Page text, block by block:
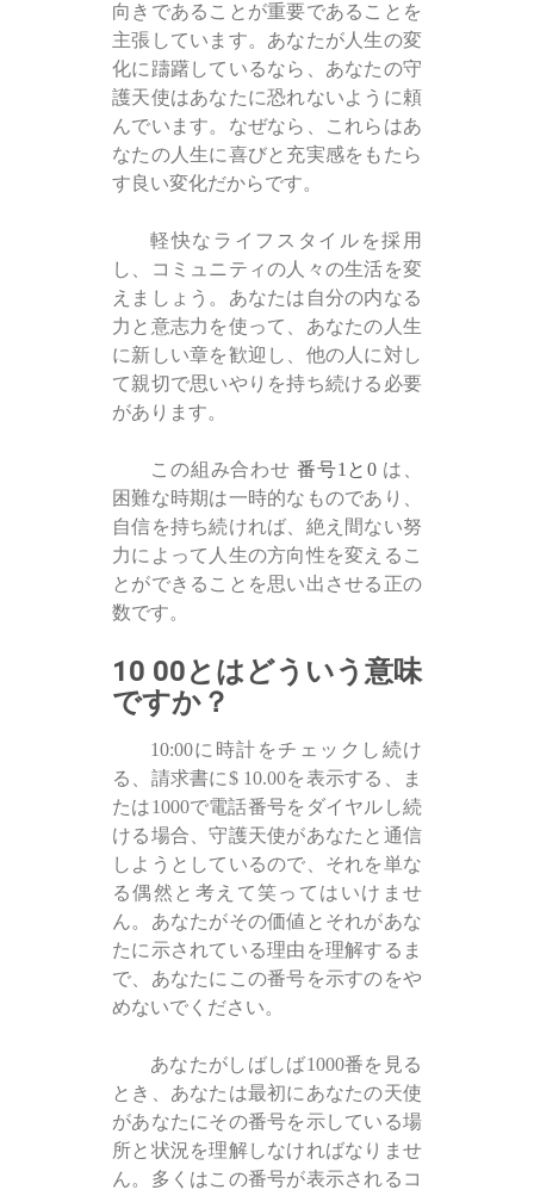
向きであることが重要であることを
主張しています。あなたが人生の変
化に躊躇しているなら、あなたの守
護天使はあなたに恐れないように頼
んでいます。なぜなら、これらはあ
なたの人生に喜びと充実感をもたら
す良い変化だからです。
軽快なライフスタイルを採用
し、コミュニティの人々の生活を変
えましょう。あなたは自分の内なる
力と意志力を使って、あなたの人生
に新しい章を歓迎し、他の人に対し
て親切で思いやりを持ち続ける必要
があります。
この組み合わせ 番号1と0 は、
困難な時期は一時的なものであり、
自信を持ち続ければ、絶え間ない努
力によって人生の方向性を変えるこ
とができることを思い出させる正の
数です。
10 00とはどういう意味
ですか？
10:00に時計をチェックし続け
る、請求書に$ 10.00を表示する、ま
たは1000で電話番号をダイヤルし続
ける場合、守護天使があなたと通信
しようとしているので、それを単な
る偶然と考えて笑ってはいけませ
ん。あなたがその価値とそれがあな
たに示されている理由を理解するま
で、あなたにこの番号を示すのをや
めないでください。
あなたがしばしば1000番を見る
とき、あなたは最初にあなたの天使
があなたにその番号を示している場
所と状況を理解しなければなりませ
ん。多くはこの番号が表示されるコ